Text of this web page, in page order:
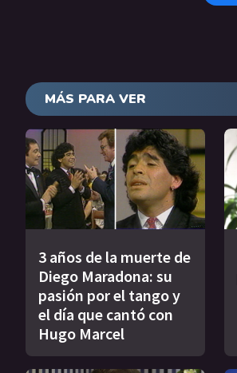
MÁS PARA VER
3 años de la muerte de
Diego Maradona: su
pasión por el tango y
el día que cantó con
Hugo Marcel